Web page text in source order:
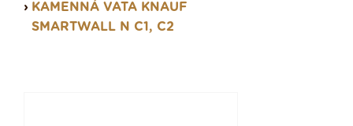
KAMENNÁ VATA KNAUF
SMARTWALL N C1, C2